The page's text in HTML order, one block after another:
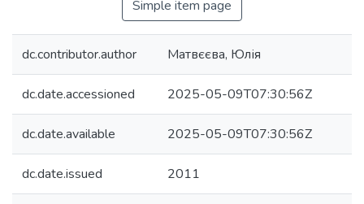
Simple item page
dc.contributor.author Матвєєва, Юлія
dc.date.accessioned 2025-05-09T07:30:56Z
dc.date.available 2025-05-09T07:30:56Z
dc.date.issued 2011